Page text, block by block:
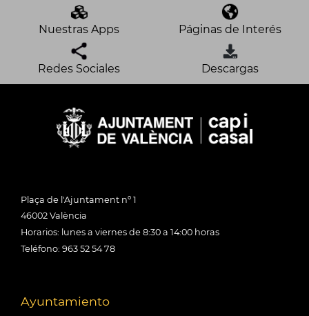
Nuestras Apps Páginas de Interés
Redes Sociales Descargas
Plaça de l'Ajuntament nº 1
46002 València
Horarios: lunes a viernes de 8:30 a 14:00 horas
Teléfono: 963 52 54 78
Ayuntamiento